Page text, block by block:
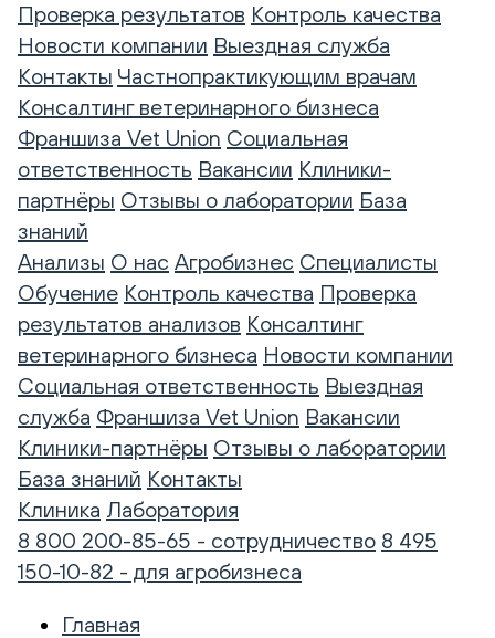
Проверка результатов Контроль качества
Новости компании Выездная служба
Контакты Частнопрактикующим врачам
Консалтинг ветеринарного бизнеса
Франшиза Vet Union Социальная
ответственность Вакансии Клиники-
партнёры Отзывы о лаборатории База
знаний
Анализы О нас Агробизнес Специалисты
Обучение Контроль качества Проверка
результатов анализов Консалтинг
ветеринарного бизнеса Новости компании
Социальная ответственность Выездная
служба Франшиза Vet Union Вакансии
Клиники-партнёры Отзывы о лаборатории
База знаний Контакты
Клиника Лаборатория
8 800 200-85-65 - сотрудничество 8 495
150-10-82 - для агробизнеса
Главная